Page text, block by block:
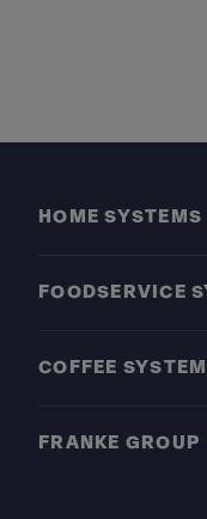
HOME SYSTEMS
FOODSERVICE
COFFEE
FRANKE GROUP